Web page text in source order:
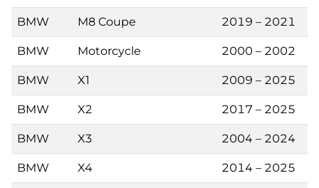
BMW M8 Coupe 2019 – 2021
BMW Motorcycle 2000 – 2002
BMW X1 2009 – 2025
BMW X2 2017 – 2025
BMW X3 2004 – 2024
BMW X4 2014 – 2025